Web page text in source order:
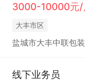
3000-10000元/
大丰市区
盐城市大丰中联包
线下业务员